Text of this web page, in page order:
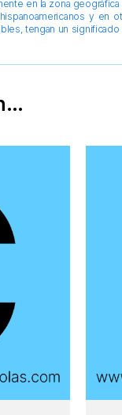
en la zona
y en
tengan un